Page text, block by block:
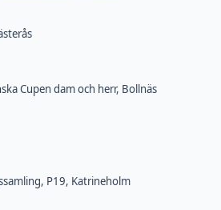
Cupen dam och herr, Bollnäs
P19, Katrineholm